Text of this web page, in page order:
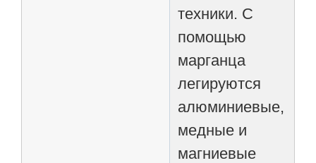
техники. С
помощью
марганца
легируются
алюминиевые,
медные и
магниевые